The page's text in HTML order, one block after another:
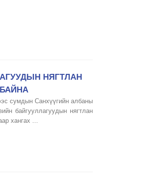
НЯГТЛАН
сумдын Санхүүгийн албаны
байгууллагуудын нягтлан
хангах ...